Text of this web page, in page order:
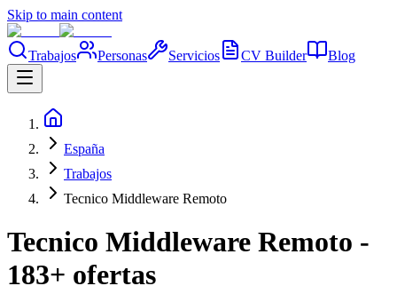
Skip to main content
Trabajos Personas Servicios CV Builder Blog
España
Trabajos
Tecnico Middleware Remoto
Tecnico Middleware Remoto -
183+ ofertas